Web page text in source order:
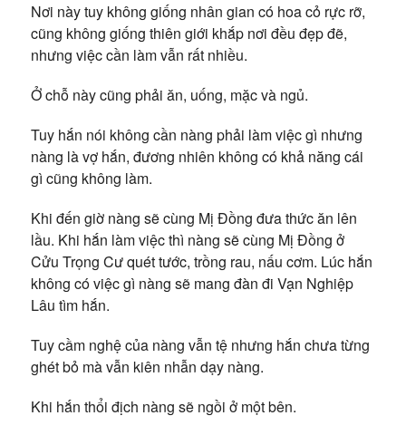
Nơi này tuy không giống nhân gian có hoa cỏ rực rỡ,
cũng không giống thiên giới khắp nơi đều đẹp đẽ,
nhưng việc cần làm vẫn rất nhiều.
Ở chỗ này cũng phải ăn, uống, mặc và ngủ.
Tuy hắn nói không cần nàng phải làm việc gì nhưng
nàng là vợ hắn, đương nhiên không có khả năng cái
gì cũng không làm.
Khi đến giờ nàng sẽ cùng Mị Đồng đưa thức ăn lên
lầu. Khi hắn làm việc thì nàng sẽ cùng Mị Đồng ở
Cửu Trọng Cư quét tước, trồng rau, nấu cơm. Lúc hắn
không có việc gì nàng sẽ mang đàn đi Vạn Nghiệp
Lâu tìm hắn.
Tuy cầm nghệ của nàng vẫn tệ nhưng hắn chưa từng
ghét bỏ mà vẫn kiên nhẫn dạy nàng.
Khi hắn thổi địch nàng sẽ ngồi ở một bên.